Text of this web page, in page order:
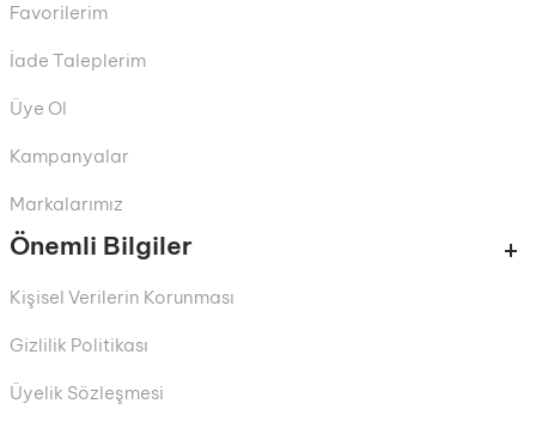
Favorilerim
İade Taleplerim
Üye Ol
Kampanyalar
Markalarımız
Önemli Bilgiler
Kişisel Verilerin Korunması
Gizlilik Politikası
Üyelik Sözleşmesi